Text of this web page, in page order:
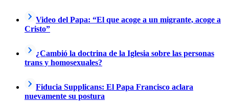
Video del Papa: “El que acoge a un migrante, acoge a
Cristo”
¿Cambió la doctrina de la Iglesia sobre las personas
trans y homosexuales?
Fiducia Supplicans: El Papa Francisco aclara
nuevamente su postura